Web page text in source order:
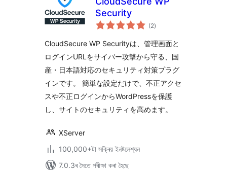
Security
(2টা
মুঠ)
CloudSecure WP Securityは、管理画面と
ログインURLをサイバー攻撃から守る、国
産・日本語対応のセキュリティ対策プラグ
インです。 簡単な設定だけで、不正アクセ
スや不正ログインからWordPressを保護
し、サイトのセキュリティを高めます。
XServer
100,000+টা সক্ৰিয় ইনষ্টলেশ্যন
7.0.3ৰ সৈতে পৰীক্ষা কৰা হৈছে